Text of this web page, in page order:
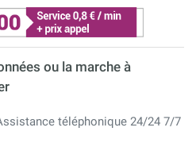
ou la marche à
téléphonique 24/24 7/7